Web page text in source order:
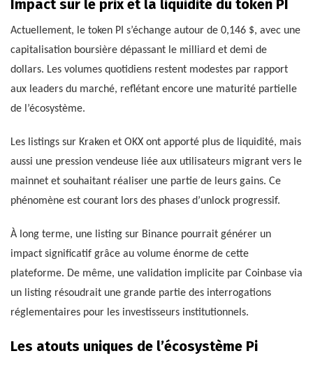
Impact sur le prix et la liquidité du token PI
Actuellement, le token PI s’échange autour de 0,146 $, avec une
capitalisation boursière dépassant le milliard et demi de
dollars. Les volumes quotidiens restent modestes par rapport
aux leaders du marché, reflétant encore une maturité partielle
de l’écosystème.
Les listings sur Kraken et OKX ont apporté plus de liquidité, mais
aussi une pression vendeuse liée aux utilisateurs migrant vers le
mainnet et souhaitant réaliser une partie de leurs gains. Ce
phénomène est courant lors des phases d’unlock progressif.
À long terme, une listing sur Binance pourrait générer un
impact significatif grâce au volume énorme de cette
plateforme. De même, une validation implicite par Coinbase via
un listing résoudrait une grande partie des interrogations
réglementaires pour les investisseurs institutionnels.
Les atouts uniques de l’écosystème Pi